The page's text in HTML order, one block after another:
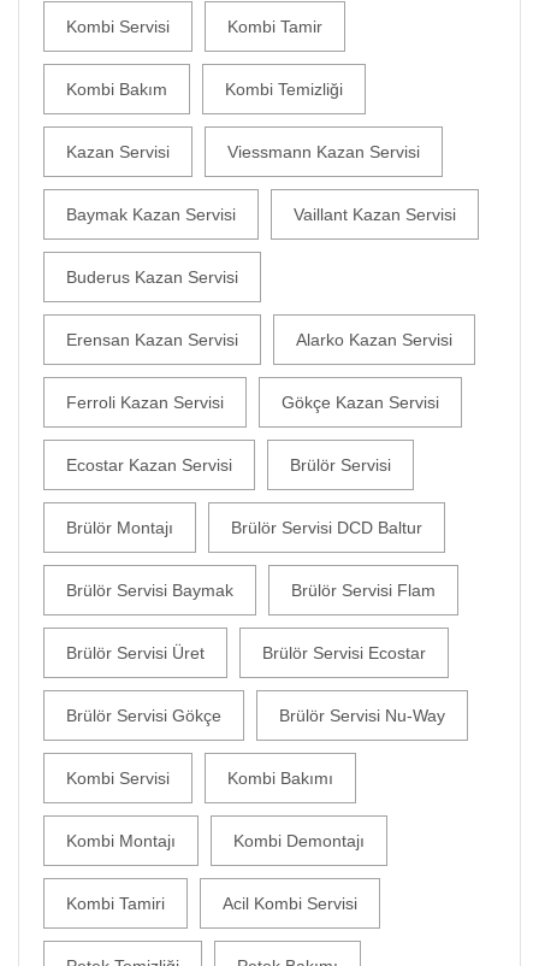
Kombi Servisi Kombi Tamir
Kombi Bakım Kombi Temizliği
Kazan Servisi Viessmann Kazan Servisi
Baymak Kazan Servisi Vaillant Kazan Servisi
Buderus Kazan Servisi
Erensan Kazan Servisi Alarko Kazan Servisi
Ferroli Kazan Servisi Gökçe Kazan Servisi
Ecostar Kazan Servisi Brülör Servisi
Brülör Montajı Brülör Servisi DCD Baltur
Brülör Servisi Baymak Brülör Servisi Flam
Brülör Servisi Üret Brülör Servisi Ecostar
Brülör Servisi Gökçe Brülör Servisi Nu-Way
Kombi Servisi Kombi Bakımı
Kombi Montajı Kombi Demontajı
Kombi Tamiri Acil Kombi Servisi